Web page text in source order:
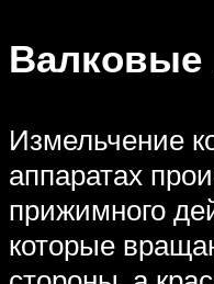
Валковые
Измельчение
аппаратах
прижимного
которые